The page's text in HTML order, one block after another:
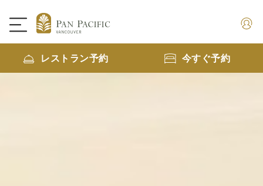
レストラン予約 今すぐ予約